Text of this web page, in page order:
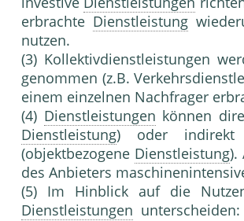
erbrachte Dienstleistung
nutzen.
(3) Kollektivdienstleistungen
genommen (z.B.
einem einzelnen Nachfrager
(4) Dienstleistungen können
Dienstleistung) oder indirekt
(objektbezogene Dienstleistung).
des Anbieters
(5) Im Hin­blick auf die
Dienstleistungen